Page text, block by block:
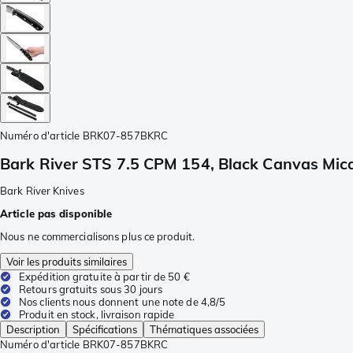
Numéro d'article BRK07-857BKRC
Bark River STS 7.5 CPM 154, Black Canvas
Bark River Knives
Article pas disponible
Nous ne commercialisons plus ce produit.
Voir les produits similaires
Expédition gratuite à partir de 50 €
Retours gratuits sous 30 jours
Nos clients nous donnent une note de 4,8/5
Produit en stock, livraison rapide
Description
Spécifications
Thématiques associées
Numéro d'article BRK07-857BKRC